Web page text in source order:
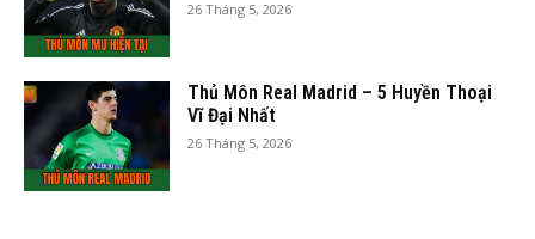
26 Tháng 5, 2026
Thủ Môn Real Madrid – 5 Huyền Thoại
Vĩ Đại Nhất
26 Tháng 5, 2026